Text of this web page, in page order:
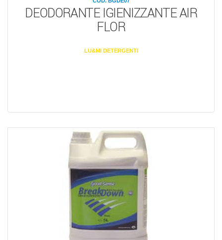
DEODORANTE IGIENIZZANTE AIR
FLOR
LU&MI DETERGENTI